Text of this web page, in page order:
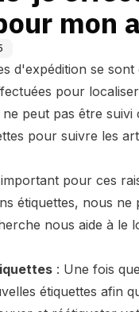
mon
d'expédition se
pour
peut pas être
pour suivre les
pour ces
étiquettes, nous
nous aide à le
: Une fois
étiquettes afin